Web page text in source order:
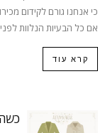
כי אנחנו גורם לקידום
אם כל הבעיות הנלוות
קרא עוד